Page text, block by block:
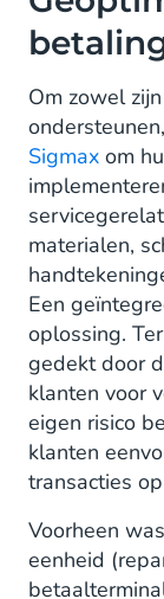
Om zowel
Sigmax om
materialen,
Een
oplossing.
gedekt door
klanten voor
eigen risico
klanten
transacties
Voorheen
eenheid